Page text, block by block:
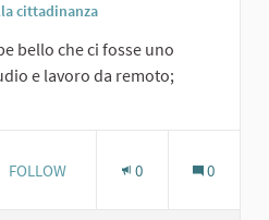
cittadinanza
bello che ci fosse uno
e lavoro da remoto;
8 FOLLOWERS
FOLLOW 0 0